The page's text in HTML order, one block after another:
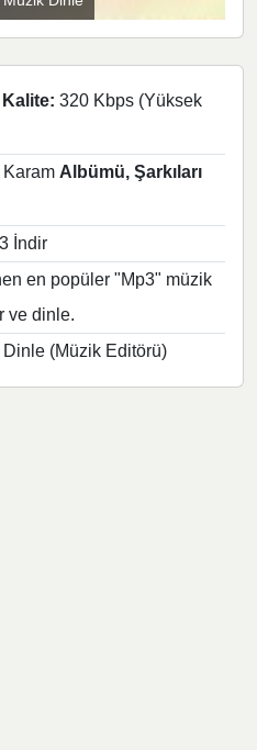
Kalite: 320 Kbps (Yüksek
Albümü, Şarkıları
İndir
en popüler "Mp3" müzik
ve dinle.
Dinle (Müzik Editörü)